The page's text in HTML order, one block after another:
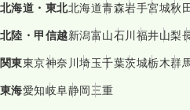
北海道・東北北海道青森岩手宮城秋
北陸・甲信越新潟富山石川福井山梨
関東東京神奈川埼玉千葉茨城栃木群
東海愛知岐阜静岡三重